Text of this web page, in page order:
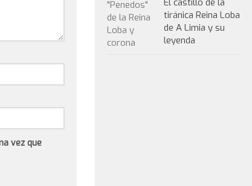
vez que
El castillo de la
tiránica Reina Loba
de A Limia y su
leyenda